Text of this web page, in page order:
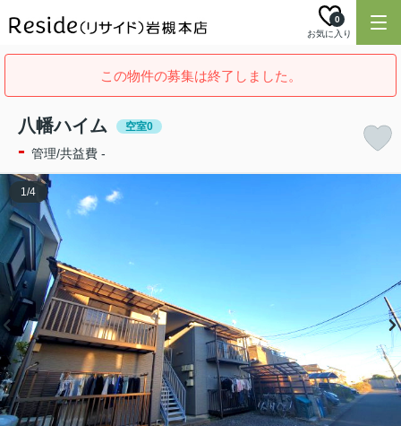
お気に入り
0
この物件の募集は終了しました。
八幡ハイム 空室0
- 管理/共益費 -
1/4